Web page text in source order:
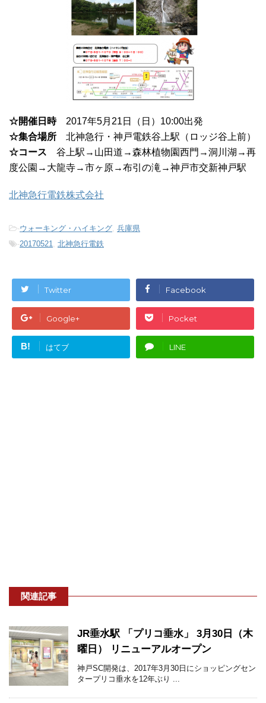
☆開催日時2017年5月21日（日）10:00出発
☆集合場所 北神急行・神戸電鉄谷上駅（ロッジ谷上前）
☆コース 谷上駅→山田道→森林植物園西門→洞川湖→再
度公園→大龍寺→市ヶ原→布引の滝→神戸市交新神戸駅
北神急行電鉄株式会社
-ウォーキング・ハイキング, 兵庫県
-20170521, 北神急行電鉄
Twitter Facebook
Google+ Pocket
B! はてブ LINE
関連記事
JR垂水駅 「プリコ垂水」 3月30日（木
曜日） リニューアルオープン
神戸SC開発は、2017年3月30日にショッピングセン
タープリコ垂水を12年ぶり ...